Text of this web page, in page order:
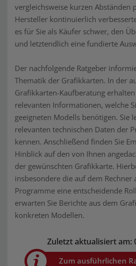
vergleichsweise kurzen Abständen
Hersteller kontinuierlich
es für Sie als Käufer schwer, den
und letztendlich eine fundierte
Der nachfolgende Ratgeber
Thematik der Grafikkarten. In der
Grafikkarten-Kaufberatung
relevanten Informationen, welche
geeigneten Modells benötigen. Sie
relevanten technischen Daten der
kennen. Anschließend finden Sie
Hinblick auf den von Ihnen
der gewünschten Grafikkarte.
insbesondere die auf dem Rechner
Programme eine entscheidende
erwarten Sie Berichte aus dem
konkreten Modellen.
Zuletzt aktualisiert am:
Zum ausführlichen